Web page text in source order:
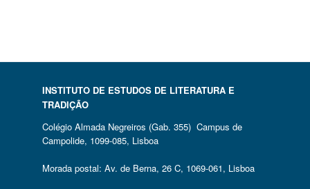
INSTITUTO DE ESTUDOS DE LITERATURA E
TRADIÇÃO
Colégio Almada Negreiros (Gab. 355) Campus de
Campolide, 1099-085, Lisboa
Morada postal: Av. de Berna, 26 C, 1069-061, Lisboa